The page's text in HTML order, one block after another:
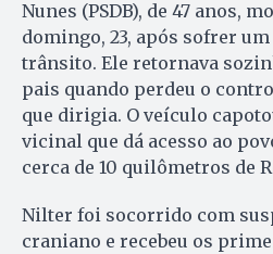
Nunes (PSDB), de 47 anos,
domingo, 23, após sofrer
trânsito. Ele retornava
pais quando perdeu o
que dirigia. O veículo
vicinal que dá acesso ao
cerca de 10 quilômetros de
Nilter foi socorrido com
craniano e recebeu os